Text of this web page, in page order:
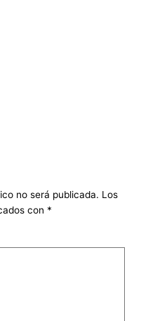
no será publicada. Los
con *